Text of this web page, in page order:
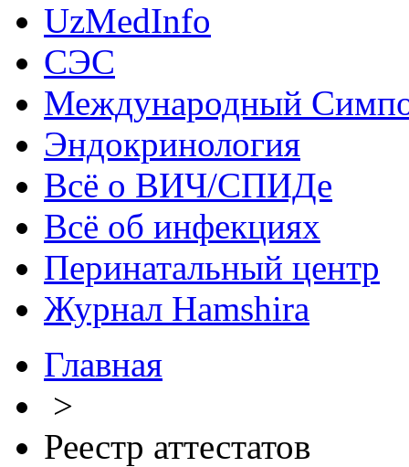
UzMedInfo
СЭС
Международный
Эндокринология
Всё о ВИЧ/СПИДе
Всё об инфекциях
Перинатальный центр
Журнал Hamshira
Главная
>
Реестр аттестатов